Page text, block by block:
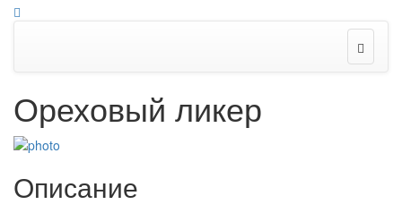
Ореховый ликер
Описание